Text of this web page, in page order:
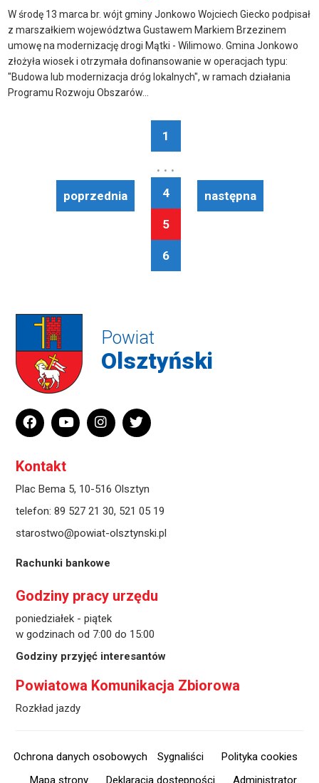
W środę 13 marca br. wójt gminy Jonkowo Wojciech Giecko podpisał
z marszałkiem województwa Gustawem Markiem Brzezinem
umowę na modernizację drogi Mątki - Wilimowo. Gmina Jonkowo
złożyła wiosek i otrzymała dofinansowanie w operacjach typu:
"Budowa lub modernizacja dróg lokalnych", w ramach działania
Programu Rozwoju Obszarów...
poprzednia
1
. . .
4
5
6
następna
Powiat
Olsztyński
Kontakt
Plac Bema 5, 10-516 Olsztyn
telefon: 89 527 21 30, 521 05 19
starostwo@powiat-olsztynski.pl
Rachunki bankowe
Godziny pracy urzędu
poniedziałek - piątek
w godzinach od 7:00 do 15:00
Godziny przyjęć interesantów
Powiatowa Komunikacja Zbiorowa
Rozkład jazdy
Ochrona danych osobowych Sygnaliści
Polityka cookies
Mapa strony
Deklaracja dostępności Administrator